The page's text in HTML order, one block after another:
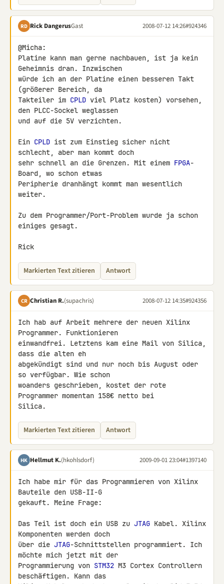
RD Rick DangerusGast 2008-07-12 14:26#924346
@Micha:
Platine kann man gerne nachbauen, ist ja kein
Geheimnis dran. Inzwischen
würde ich an der Platine einen besseren Takt
(größerer Bereich, da
Takteiler im CPLD viel Platz kosten) vorsehen,
den PLCC-Sockel weglassen
und auf die 5V verzichten.
Ein CPLD ist zum Einstieg sicher nicht
schlecht, aber man kommt doch
sehr schnell an die Grenzen. Mit einem FPGA-
Board, wo schon etwas
Peripherie dranhängt kommt man wesentlich
weiter.
Zu dem Programmer/Port-Problem wurde ja schon
einiges gesagt.
Rick
Markierten Text zitieren Antwort
CR Christian R.(supachris) 2008-07-12 14:35#924356
Ich hab auf Arbeit mehrere der neuen Xilinx
Programmer. Funktionieren
einwandfrei. Letztens kam eine Mail von Silica,
dass die alten eh
abgekündigt sind und nur noch bis August oder
so verfügbar. Wie schon
woanders geschrieben, kostet der rote
Programmer momentan 158€ netto bei
Silica.
Markierten Text zitieren Antwort
HK Hellmut K.(hkohlsdorf) 2009-09-01 23:04#1397140
Ich habe mir für das Programmieren von Xilinx
Bauteile den USB-II-G
gekauft. Meine Frage:
Das Teil ist doch ein USB zu JTAG Kabel. Xilinx
Komponenten werden doch
über die JTAG-Schnittstellen programmiert. Ich
möchte mich jetzt mit der
Programmierung von STM32 M3 Cortex Controllern
beschäftigen. Kann das